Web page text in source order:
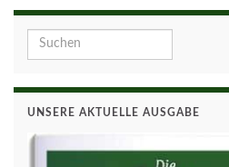
Search for:
UNSERE AKTUELLE AUSGABE